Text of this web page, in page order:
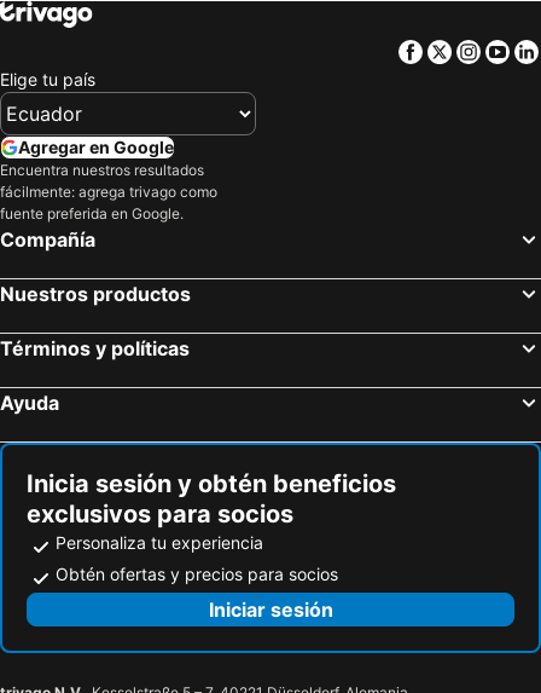
Facebook
Twitter
Elige tu país
Agregar en Google
Encuentra nuestros resultados
fácilmente: agrega trivago como
fuente preferida en Google.
Compañía
Nuestros productos
Términos y políticas
Ayuda
Inicia sesión y obtén beneficios
exclusivos para socios
Personaliza tu experiencia
Obtén ofertas y precios para socios
Iniciar sesión